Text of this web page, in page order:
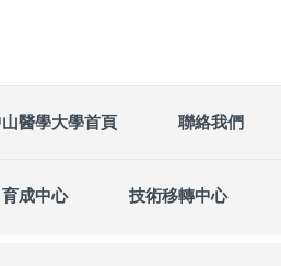
醫學大學首頁 聯絡我們
育成中心 技術移轉中心